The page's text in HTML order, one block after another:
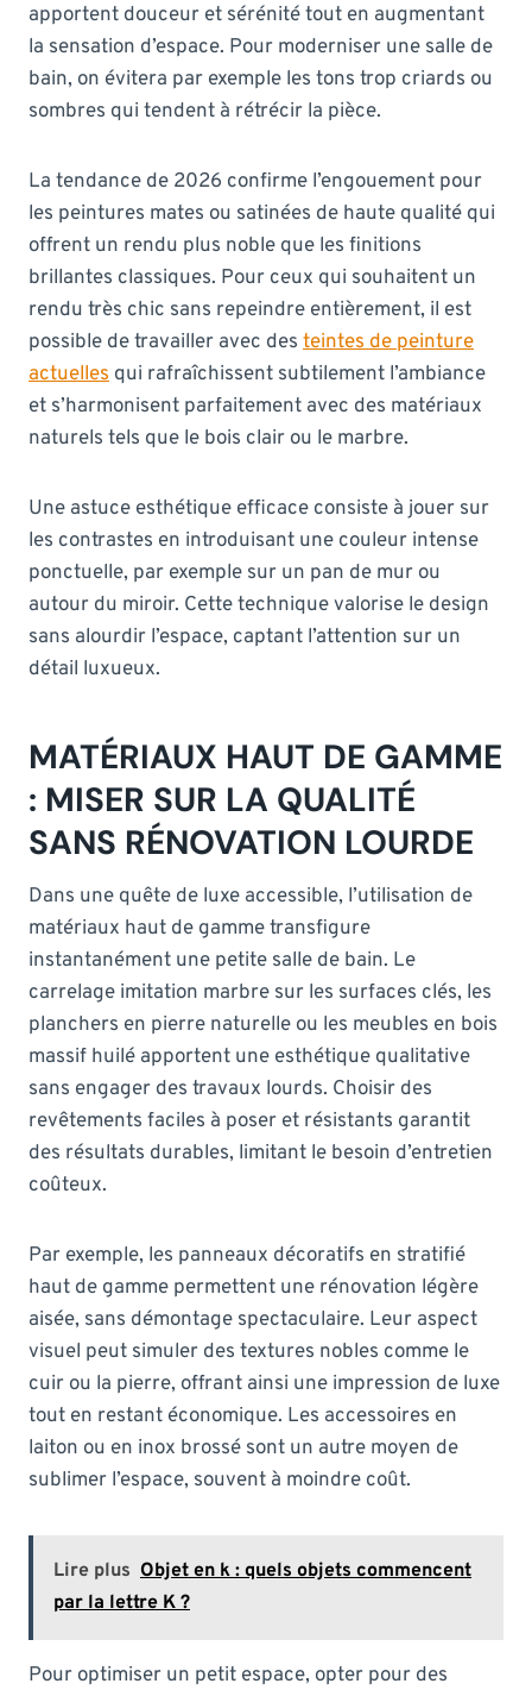
apportent douceur et sérénité tout en augmentant
la sensation d’espace. Pour moderniser une salle de
bain, on évitera par exemple les tons trop criards ou
sombres qui tendent à rétrécir la pièce.
La tendance de 2026 confirme l’engouement pour
les peintures mates ou satinées de haute qualité qui
offrent un rendu plus noble que les finitions
brillantes classiques. Pour ceux qui souhaitent un
rendu très chic sans repeindre entièrement, il est
possible de travailler avec des teintes de peinture
actuelles qui rafraîchissent subtilement l’ambiance
et s’harmonisent parfaitement avec des matériaux
naturels tels que le bois clair ou le marbre.
Une astuce esthétique efficace consiste à jouer sur
les contrastes en introduisant une couleur intense
ponctuelle, par exemple sur un pan de mur ou
autour du miroir. Cette technique valorise le design
sans alourdir l’espace, captant l’attention sur un
détail luxueux.
MATÉRIAUX HAUT DE GAMME
: MISER SUR LA QUALITÉ
SANS RÉNOVATION LOURDE
Dans une quête de luxe accessible, l’utilisation de
matériaux haut de gamme transfigure
instantanément une petite salle de bain. Le
carrelage imitation marbre sur les surfaces clés, les
planchers en pierre naturelle ou les meubles en bois
massif huilé apportent une esthétique qualitative
sans engager des travaux lourds. Choisir des
revêtements faciles à poser et résistants garantit
des résultats durables, limitant le besoin d’entretien
coûteux.
Par exemple, les panneaux décoratifs en stratifié
haut de gamme permettent une rénovation légère
aisée, sans démontage spectaculaire. Leur aspect
visuel peut simuler des textures nobles comme le
cuir ou la pierre, offrant ainsi une impression de luxe
tout en restant économique. Les accessoires en
laiton ou en inox brossé sont un autre moyen de
sublimer l’espace, souvent à moindre coût.
Lire plus Objet en k : quels objets commencent
par la lettre K ?
Pour optimiser un petit espace, opter pour des